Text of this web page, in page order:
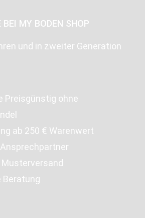
BEI MY BODEN SHOP
und in zweiter Generation
Preisgünstig ohne
ab 250 € Warenwert
Beratung